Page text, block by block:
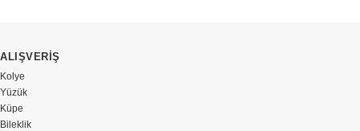
ALIŞVERİŞ
Kolye
Yüzük
Küpe
Bileklik